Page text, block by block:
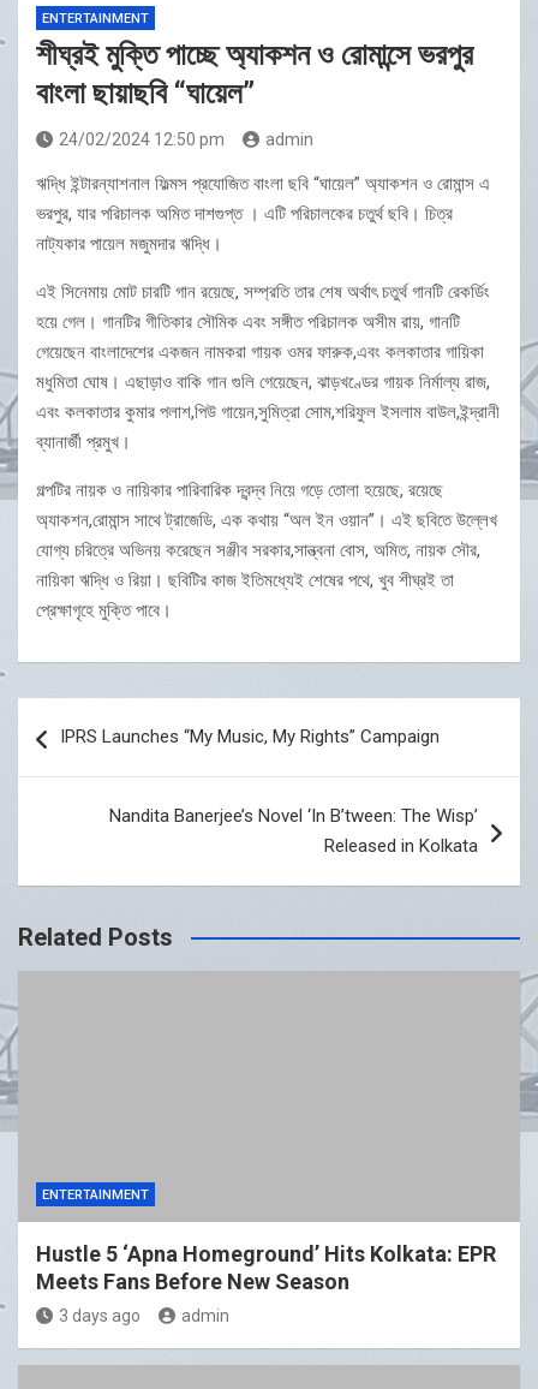
ENTERTAINMENT
শীঘ্রই মুক্তি পাচ্ছে অ্যাকশন ও রোমান্সে ভরপুর
বাংলা ছায়াছবি “ঘায়েল”
24/02/2024 12:50 pm admin
ঋদ্ধি ইন্টারন্যাশনাল ফিল্মস প্রযোজিত বাংলা ছবি “ঘায়েল” অ্যাকশন ও রোমান্স এ
ভরপুর, যার পরিচালক অমিত দাশগুপ্ত । এটি পরিচালকের চতুর্থ ছবি। চিত্র
নাট্যকার পায়েল মজুমদার ঋদ্ধি।
এই সিনেমায় মোট চারটি গান রয়েছে, সম্প্রতি তার শেষ অর্থাৎ চতুর্থ গানটি রেকর্ডিং
হয়ে গেল। গানটির গীতিকার সৌমিক এবং সঙ্গীত পরিচালক অসীম রায়, গানটি
গেয়েছেন বাংলাদেশের একজন নামকরা গায়ক ওমর ফারুক,এবং কলকাতার গায়িকা
মধুমিতা ঘোষ। এছাড়াও বাকি গান গুলি গেয়েছেন, ঝাড়খণ্ডের গায়ক নির্মাল্য রাজ,
এবং কলকাতার কুমার পলাশ,পিউ গায়েন,সুমিত্রা সোম,শরিফুল ইসলাম বাউল,ইন্দ্রানী
ব্যানার্জী প্রমুখ।
গল্পটির নায়ক ও নায়িকার পারিবারিক দ্বন্দ্ব নিয়ে গড়ে তোলা হয়েছে, রয়েছে
অ্যাকশন,রোমান্স সাথে ট্রাজেডি, এক কথায় “অল ইন ওয়ান”। এই ছবিতে উল্লেখ
যোগ্য চরিত্রে অভিনয় করেছেন সঞ্জীব সরকার,সান্ত্বনা বোস, অমিত, নায়ক সৌর,
নায়িকা ঋদ্ধি ও রিয়া। ছবিটির কাজ ইতিমধ্যেই শেষের পথে, খুব শীঘ্রই তা
প্রেক্ষাগৃহে মুক্তি পাবে।
navigation
IPRS Launches “My Music, My Rights” Campaign
Nandita Banerjee’s Novel ‘In B’tween: The Wisp’
Released in Kolkata
Related Posts
ENTERTAINMENT
Hustle 5 ‘Apna Homeground’ Hits Kolkata: EPR
Meets Fans Before New Season
3 days ago admin